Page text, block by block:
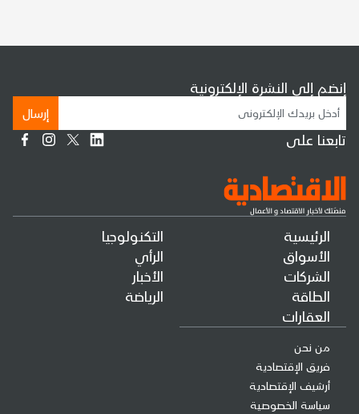
الرئيسية
الأسواق
الشركات
الطاقة
العقارات
التكنولوجيا
الرأي
الأخبار
الرياضة
من نحن
فريق الإقتصادية
أرشيف الإقتصادية
سياسة الخصوصية
إنضم إلى النشرة الإلكترونية
إرسال
تابعنا على